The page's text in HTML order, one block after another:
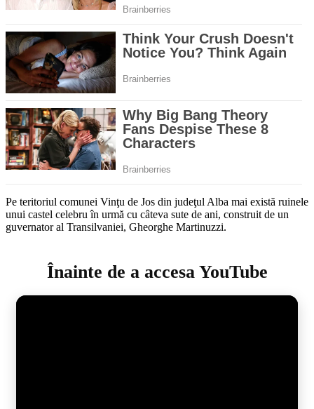
Pe teritoriul comunei Vinţu de Jos din judeţul Alba mai există ruinele
unui castel celebru în urmă cu câteva sute de ani, construit de un
guvernator al Transilvaniei, Gheorghe Martinuzzi.
Înainte de a accesa YouTube